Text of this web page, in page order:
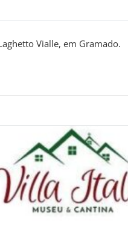
Vialle, em Gramado.